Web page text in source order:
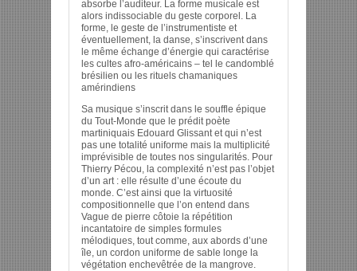
absorbe l’auditeur. La forme musicale est
alors indissociable du geste corporel. La
forme, le geste de l’instrumentiste et
éventuellement, la danse, s’inscrivent dans
le même échange d’énergie qui caractérise
les cultes afro-américains – tel le candomblé
brésilien ou les rituels chamaniques
amérindiens
Sa musique s’inscrit dans le souffle épique
du Tout-Monde que le prédit poète
martiniquais Edouard Glissant et qui n’est
pas une totalité uniforme mais la multiplicité
imprévisible de toutes nos singularités. Pour
Thierry Pécou, la complexité n’est pas l’objet
d’un art : elle résulte d’une écoute du
monde. C’est ainsi que la virtuosité
compositionnelle que l’on entend dans
Vague de pierre côtoie la répétition
incantatoire de simples formules
mélodiques, tout comme, aux abords d’une
île, un cordon uniforme de sable longe la
végétation enchevêtrée de la mangrove.